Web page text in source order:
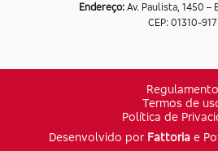
Endereço: Av. Paulista, 1450 –
CEP: 01310-917
Regulamento
Termos de
Política de
Desenvolvido por Fattoria e